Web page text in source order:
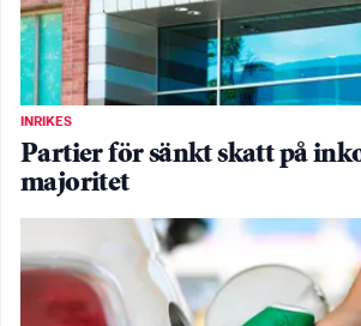
INRIKES
Partier för sänkt skatt på
majoritet